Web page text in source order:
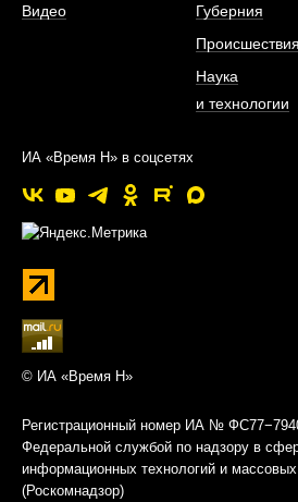
Видео
Губерния
Происшествия
Наука
и технологии
ИА «Время Н» в соцсетях
© ИА «Время Н»
Регистрационный номер ИА №
Федеральной службой по надзору в
информационных технологий и
(Роскомнадзор)